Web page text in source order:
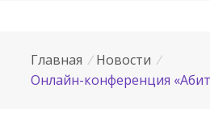
Главная / Новости /
Онлайн-конференция